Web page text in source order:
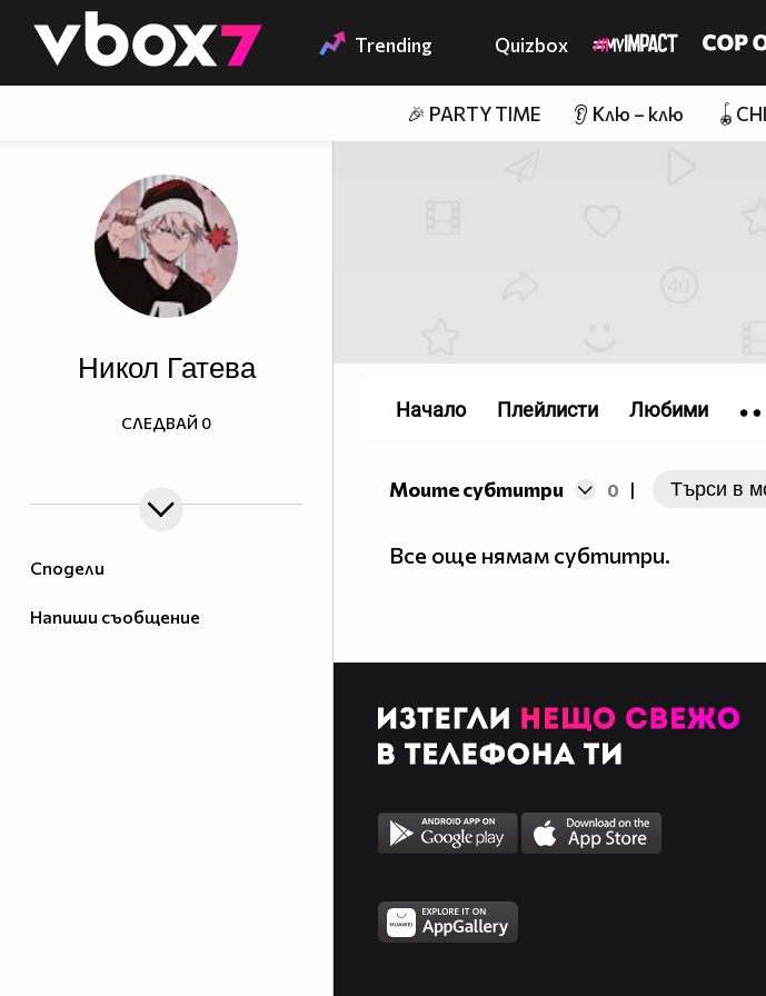
👾 Trending Quizbox
🎉 PARTY TIME 👂 Клю – клю
Сподели
Напиши съобщение
Никол Гатева
СЛЕДВАЙ 0
Моите субтитри 0 |
Все още нямам субтитри.
Начало Плейлисти Любими